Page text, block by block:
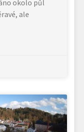
okolo půl
ale